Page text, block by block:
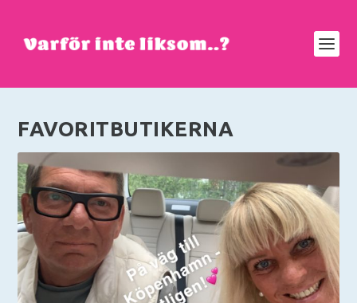
FAVORITBUTIKERNA